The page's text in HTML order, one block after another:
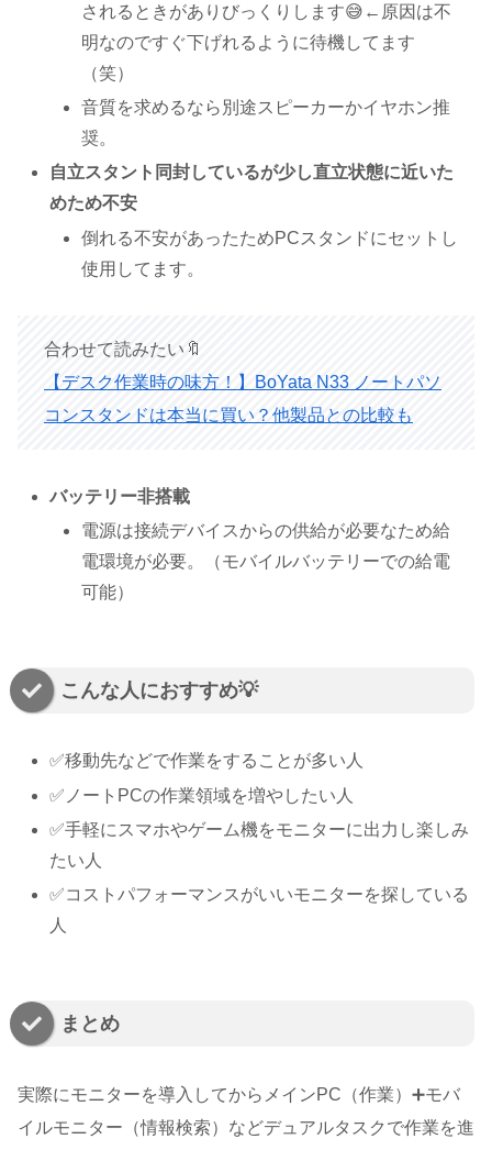
されるときがありびっくりします😅←原因は不
明なのですぐ下げれるように待機してます
（笑）
音質を求めるなら別途スピーカーかイヤホン推
奨。
自立スタント同封しているが少し直立状態に近いた
めため不安
倒れる不安があったためPCスタンドにセットし
使用してます。
合わせて読みたい🔖
【デスク作業時の味方！】BoYata N33 ノートパソ
コンスタンドは本当に買い？他製品との比較も
バッテリー非搭載
電源は接続デバイスからの供給が必要なため給
電環境が必要。（モバイルバッテリーでの給電
可能）
こんな人におすすめ💡
✅️移動先などで作業をすることが多い人
✅️ノートPCの作業領域を増やしたい人
✅️手軽にスマホやゲーム機をモニターに出力し楽しみ
たい人
✅️コストパフォーマンスがいいモニターを探している
人
まとめ
実際にモニターを導入してからメインPC（作業）➕️モバ
イルモニター（情報検索）などデュアルタスクで作業を進